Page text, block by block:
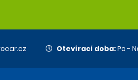
Otevírací doba:Po -